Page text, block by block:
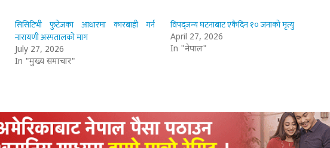
सिसिटिभी फुटेजका आधारमा कारबाही गर्न
नारायणी अस्पतालको माग
July 27, 2026
In "मुख्य समाचार"
विपद्जन्य घटनाबाट एकैदिन १० जनाको मृत्यु
April 27, 2026
In "नेपाल"